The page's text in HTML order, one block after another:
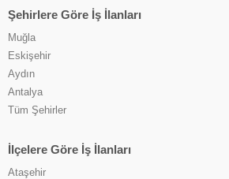
Şehirlere Göre İş İlanları
Muğla
Eskişehir
Aydın
Antalya
Tüm Şehirler
İlçelere Göre İş İlanları
Ataşehir